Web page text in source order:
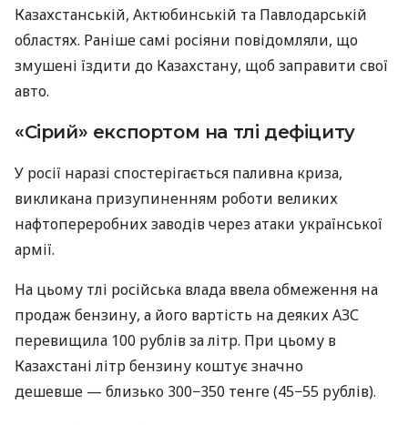
Казахстанській, Актюбинській та Павлодарській
областях. Раніше самі росіяни повідомляли, що
змушені їздити до Казахстану, щоб заправити свої
авто.
«Сірий» експортом на тлі дефіциту
У росії наразі спостерігається паливна криза,
викликана призупиненням роботи великих
нафтопереробних заводів через атаки української
армії.
На цьому тлі російська влада ввела обмеження на
продаж бензину, а його вартість на деяких АЗС
перевищила 100 рублів за літр. При цьому в
Казахстані літр бензину коштує значно
дешевше — близько 300−350 тенге (45−55 рублів).